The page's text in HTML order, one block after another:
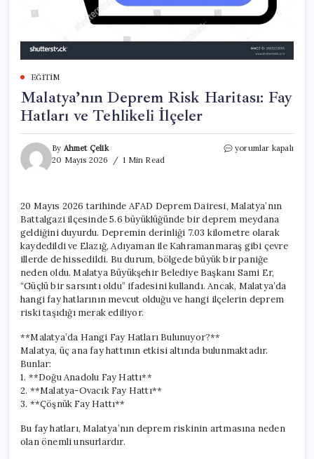
EĞITIM
Malatya’nın Deprem Risk Haritası: Fay
Hatları ve Tehlikeli İlçeler
By Ahmet Çelik
20 Mayıs 2026
1 Min Read
Malatya’nın
Hatları
ve
Tehlikeli
İlçeler
için
yorumlar kapalı
20 Mayıs 2026 tarihinde AFAD Deprem Dairesi, Malatya’nın
Battalgazi ilçesinde 5.6 büyüklüğünde bir deprem meydana
geldiğini duyurdu. Depremin derinliği 7.03 kilometre olarak
kaydedildi ve Elazığ, Adıyaman ile Kahramanmaraş gibi çevre
illerde de hissedildi. Bu durum, bölgede büyük bir paniğe
neden oldu. Malatya Büyükşehir Belediye Başkanı Sami Er,
“Güçlü bir sarsıntı oldu” ifadesini kullandı. Ancak, Malatya’da
hangi fay hatlarının mevcut olduğu ve hangi ilçelerin deprem
riski taşıdığı merak ediliyor.
**Malatya’da Hangi Fay Hatları Bulunuyor?**
Malatya, üç ana fay hattının etkisi altında bulunmaktadır.
Bunlar:
1. **Doğu Anadolu Fay Hattı**
2. **Malatya-Ovacık Fay Hattı**
3. **Çöşnük Fay Hattı**
Bu fay hatları, Malatya’nın deprem riskinin artmasına neden
olan önemli unsurlardır.